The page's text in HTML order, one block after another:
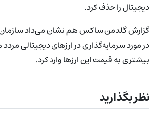
دیجیتال را حذف کرد.
گزارش گلدمن ساکس هم نشان می‌داد
در مورد سرمایه‌گذاری در ارزهای دیجیتالی
بیشتری به قیمت این ارزها وارد کرد.
نظر بگذارید